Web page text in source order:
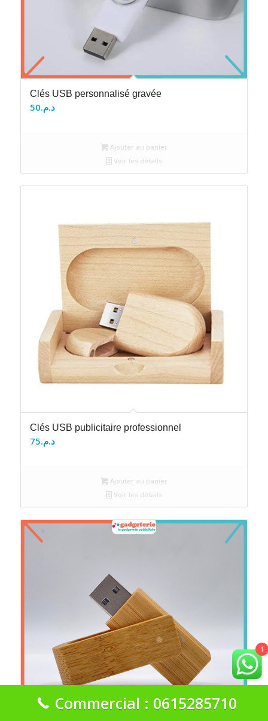
Clés USB personnalisé gravée
د.م.50
Ajouter au panier
Voir les détails
Clés USB publicitaire professionnel
د.م.75
Ajouter au panier
Voir les détails
1
Commercial : 0615285710